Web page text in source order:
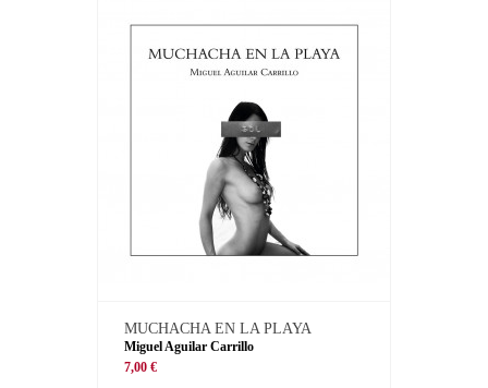
MUCHACHA EN LA PLAYA
Miguel Aguilar Carrillo
7,00 €